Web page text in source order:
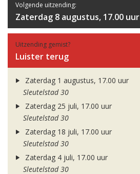
Volgende uitzending:
Zaterdag 8 augustus, 17.00 uur
Uitzending gemist?
Luister terug
Zaterdag 1 augustus, 17.00 uur
Sleutelstad 30
Zaterdag 25 juli, 17.00 uur
Sleutelstad 30
Zaterdag 18 juli, 17.00 uur
Sleutelstad 30
Zaterdag 4 juli, 17.00 uur
Sleutelstad 30